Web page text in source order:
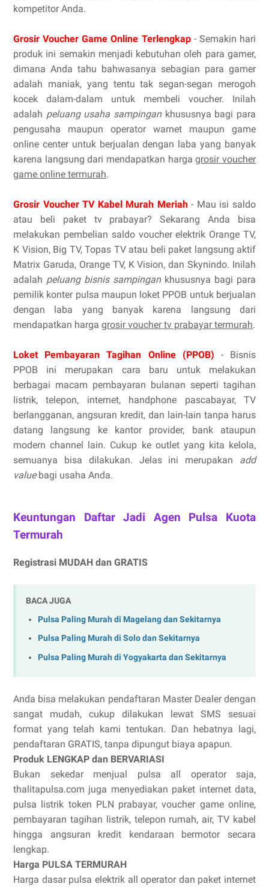
kompetitor Anda.
Grosir Voucher Game Online Terlengkap- Semakin hari
produk ini semakin menjadi kebutuhan oleh para gamer,
dimana Anda tahu bahwasanya sebagian para gamer
adalah maniak, yang tentu tak segan-segan merogoh
kocek dalam-dalam untuk membeli voucher. Inilah
adalah peluang usaha sampingankhususnya bagi para
pengusaha maupun operator warnet maupun game
online center untuk berjualan dengan laba yang banyak
karena langsung dari mendapatkan hargagrosir voucher
game online termurah.
Grosir Voucher TV Kabel Murah Meriah- Mau isi saldo
atau beli paket tv prabayar? Sekarang Anda bisa
melakukan pembelian saldo voucher elektrik Orange TV,
K Vision, Big TV, Topas TV atau beli paket langsung aktif
Matrix Garuda, Orange TV, K Vision, dan Skynindo. Inilah
adalah peluang bisnis sampingankhususnya bagi para
pemilik konter pulsa maupun loket PPOB untuk berjualan
dengan laba yang banyak karena langsung dari
mendapatkan harga grosir voucher tv prabayar termurah.
Loket Pembayaran Tagihan Online (PPOB) - Bisnis
PPOB ini merupakan cara baru untuk melakukan
berbagai macam pembayaran bulanan seperti tagihan
listrik, telepon, internet, handphone pascabayar, TV
berlangganan, angsuran kredit, dan lain-lain tanpa harus
datang langsung ke kantor provider, bank ataupun
modern channel lain. Cukup ke outlet yang kita kelola,
semuanya bisa dilakukan. Jelas ini merupakan add
valuebagi usaha Anda.
Keuntungan Daftar Jadi Agen Pulsa Kuota
Termurah
Registrasi MUDAH dan GRATIS
BACA JUGA
Pulsa Paling Murah di Magelang dan Sekitarnya
Pulsa Paling Murah di Solo dan Sekitarnya
Pulsa Paling Murah di Yogyakarta dan Sekitarnya
Anda bisa melakukan pendaftaran Master Dealer dengan
sangat mudah, cukup dilakukan lewat SMS sesuai
format yang telah kami tentukan. Dan hebatnya lagi,
pendaftaran GRATIS, tanpa dipungut biaya apapun.
Produk LENGKAP dan BERVARIASI
Bukan sekedar menjual pulsa all operator saja,
thalitapulsa.com juga menyediakan paket internet data,
pulsa listrik token PLN prabayar, voucher game online,
pembayaran tagihan listrik, telepon rumah, air, TV kabel
hingga angsuran kredit kendaraan bermotor secara
lengkap.
Harga PULSA TERMURAH
Harga dasar pulsa elektrik all operator dan paket internet